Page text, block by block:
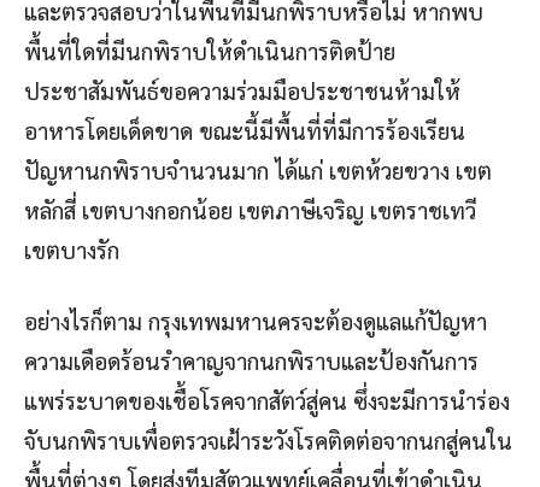
และตรวจสอบว่าในพื้นที่มีนกพิราบหรือไม่ หากพบ
พื้นที่ใดที่มีนกพิราบให้ดำเนินการติดป้าย
ประชาสัมพันธ์ขอความร่วมมือประชาชนห้ามให้
อาหารโดยเด็ดขาด ขณะนี้มีพื้นที่ที่มีการร้องเรียน
ปัญหานกพิราบจำนวนมาก ได้แก่ เขตห้วยขวาง เขต
หลักสี่ เขตบางกอกน้อย เขตภาษีเจริญ เขตราชเทวี
เขตบางรัก
อย่างไรก็ตาม กรุงเทพมหานครจะต้องดูแลแก้ปัญหา
ความเดือดร้อนรำคาญจากนกพิราบและป้องกันการ
แพร่ระบาดของเชื้อโรคจากสัตว์สู่คน ซึ่งจะมีการนำร่อง
จับนกพิราบเพื่อตรวจเฝ้าระวังโรคติดต่อจากนกสู่คนใน
พื้นที่ต่างๆ โดยส่งทีมสัตวแพทย์เคลื่อนที่เข้าดำเนิน